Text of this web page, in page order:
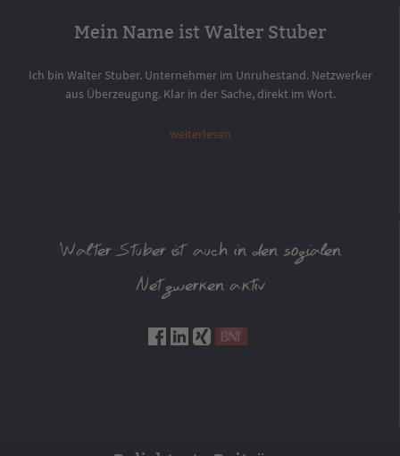
Mein Name ist Walter Stuber
Ich bin Walter Stuber. Unternehmer im Unruhestand. Netzwerker
aus Überzeugung. Klar in der Sache, direkt im Wort.
weiterlesen
Walter Stuber ist auch in den sozialen
Netzwerken aktiv